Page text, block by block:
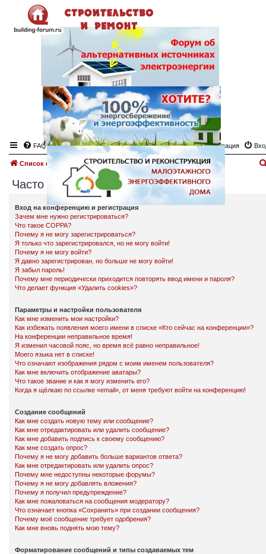
FAQ Регистрация
Список форумов Часто задаваемые вопросы
Часто задаваемые вопросы
Вход на конференцию и регистрация
Зачем мне нужно регистрироваться?
Что такое COPPA?
Почему я не могу зарегистрироваться?
Я только что зарегистрировался, но не могу войти!
Почему я не могу войти?
Я давно зарегистрирован, но больше не могу войти!
Я забыл пароль!
Почему мне периодически приходится повторять ввод имени и пароля?
Что делает функция «Удалить cookies»?
Параметры и настройки пользователя
Как мне изменить мои настройки?
Как избежать появления моего имени в списке «Кто сейчас на конференции»?
На конференции неправильное время!
Я изменил часовой пояс, но время всё равно неправильное!
Моего языка нет в списке!
Что означают изображения рядом с моим именем пользователя?
Как мне включить отображение аватары?
Что такое звание и как я могу изменить его?
Когда я щёлкаю по ссылке «email», от меня требуют войти на конференцию!
Создание сообщений
Как мне создать новую тему или сообщение?
Как мне отредактировать или удалить сообщение?
Как мне добавить подпись к своему сообщению?
Как мне создать опрос?
Почему я не могу добавить больше вариантов ответа?
Как мне отредактировать или удалить опрос?
Почему мне недоступны некоторые форумы?
Почему я не могу добавлять вложения?
Почему я получил предупреждение?
Как мне пожаловаться на сообщения модератору?
Что означает кнопка «Сохранить» при создании сообщения?
Почему моё сообщение требует одобрения?
Как мне вновь поднять мою тему?
Форматирование сообщений и типы создаваемых тем